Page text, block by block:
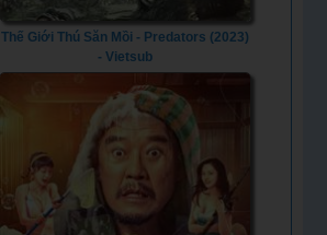
Thế Giới Thú Săn Mồi - Predators (2023)
- Vietsub